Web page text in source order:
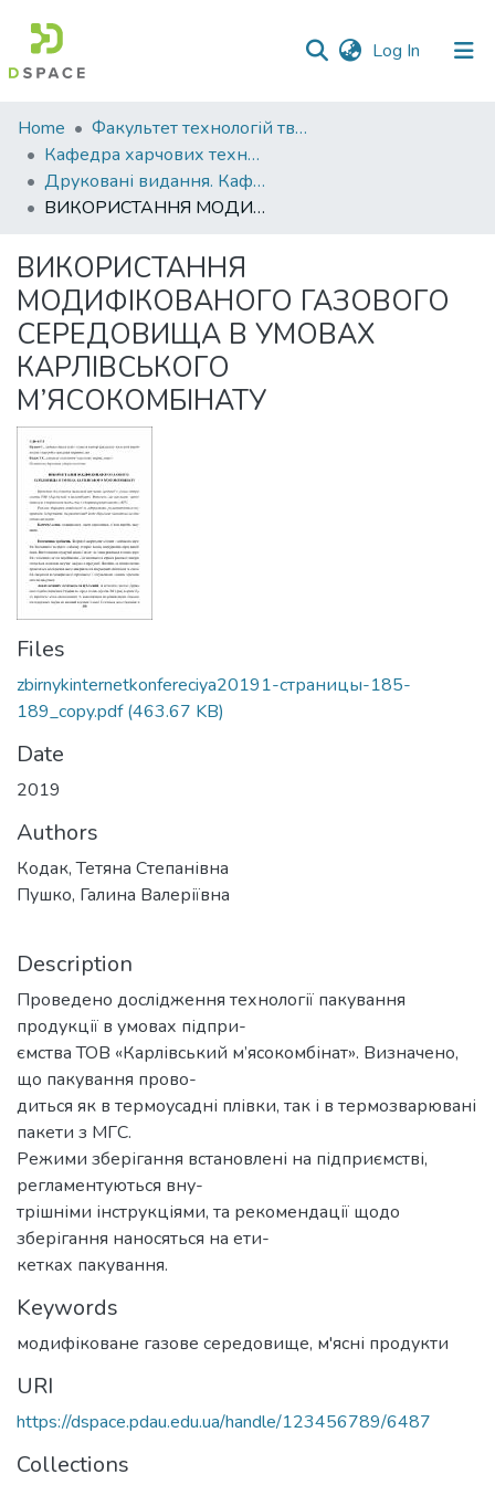
Log In (current)
Communities
&
Collections
All of DSpace
Statistics
Home
Факультет технологій тваринництва та продовольства
Кафедра харчових технологій
Друковані видання. Кафедра харчових технологій
ВИКОРИСТАННЯ МОДИФІКОВАНОГО ГАЗОВОГО СЕРЕДОВИЩА В УМОВАХ КАРЛІВСЬКОГО М’ЯСОКОМБІНАТУ
ВИКОРИСТАННЯ
МОДИФІКОВАНОГО ГАЗОВОГО
СЕРЕДОВИЩА В УМОВАХ
КАРЛІВСЬКОГО
М’ЯСОКОМБІНАТУ
Files
zbirnykinternetkonfereciya20191-страницы-185-
189_copy.pdf(463.67 KB)
Date
2019
Authors
Кодак, Тетяна Степанівна
Пушко, Галина Валеріївна
Description
Проведено дослідження технології пакування
продукції в умовах підпри-
ємства ТОВ «Карлівський м’ясокомбінат». Визначено,
що пакування прово-
диться як в термоусадні плівки, так і в термозварювані
пакети з МГС.
Режими зберігання встановлені на підприємстві,
регламентуються вну-
трішніми інструкціями, та рекомендації щодо
зберігання наносяться на ети-
кетках пакування.
Keywords
модифіковане газове середовище, м'ясні продукти
URI
https://dspace.pdau.edu.ua/handle/123456789/6487
Collections